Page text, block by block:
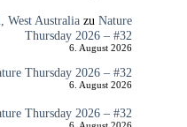
West Australiazu Nature
Thursday 2026 – #32
6. August 2026
Thursday 2026 – #32
6. August 2026
Thursday 2026 – #32